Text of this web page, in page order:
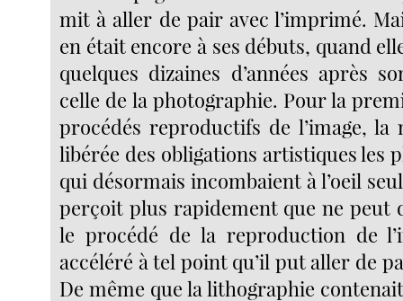
mit à aller de pair avec l’imprimé.
en était encore à ses débuts, quand
quelques dizaines d’années après
celle de la photographie. Pour la
procédés reproductifs de l’image,
libérée des obligations artistiques les
qui désormais incombaient à l’oeil
perçoit plus rapidement que ne peut
le procédé de la reproduction de
accéléré à tel point qu’il put aller de
De même que la lithographie